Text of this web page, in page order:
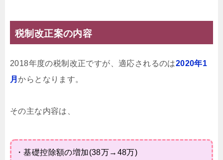
税制改正案の内容
2018年度の税制改正ですが、適応されるのは2020年1
月からとなります。
その主な内容は、
・基礎控除額の増加(38万→48万)